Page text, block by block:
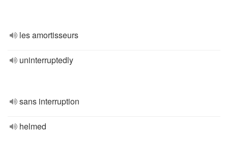
les amortisseurs
uninterruptedly
sans interruption
helmed